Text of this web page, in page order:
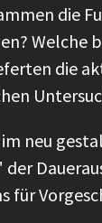
die
Welche
die
im neu
für